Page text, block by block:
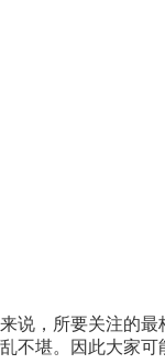
说，所要关注的
不堪。因此大家